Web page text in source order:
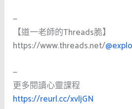
—
【道一老師的Threads脆】
https://www.threads.net/
—
更多閱讀心靈課程
https://reurl.cc/xvljGN